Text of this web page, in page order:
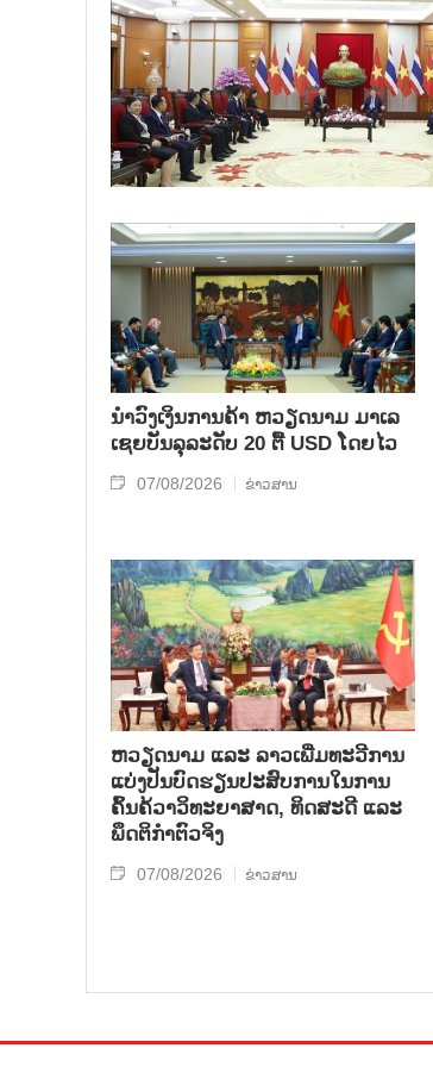
ນຳ​ວົງ​ເງິນ​ການ​ຄ້າ ຫວຽດ​ນາມ ມາ​ເລ​
ເຊຍ​ບັນ​ລຸ​ລະ​ດັບ 20 ຕື້ USD ໂດຍ​ໄວ
07/08/2026 ຂ່າວສານ
ຫວຽດ​ນາມ ແລະ ລາວ​ເພີ່ມ​ທະ​ວີ​ການ​
ແບ່​ງ​ປັນ​ບົດ​ຮຽນ​ປະ​ສົບ​ການ​ໃນ​ການ​
ຄົ້ນ​ຄ້​ວາ​ວິ​ທະ​ຍາ​ສາດ, ທິດ​ສະ​ດີ ແລະ
ພຶດ​ຕິ​ກຳຕົວ​ຈິງ
07/08/2026 ຂ່າວສານ